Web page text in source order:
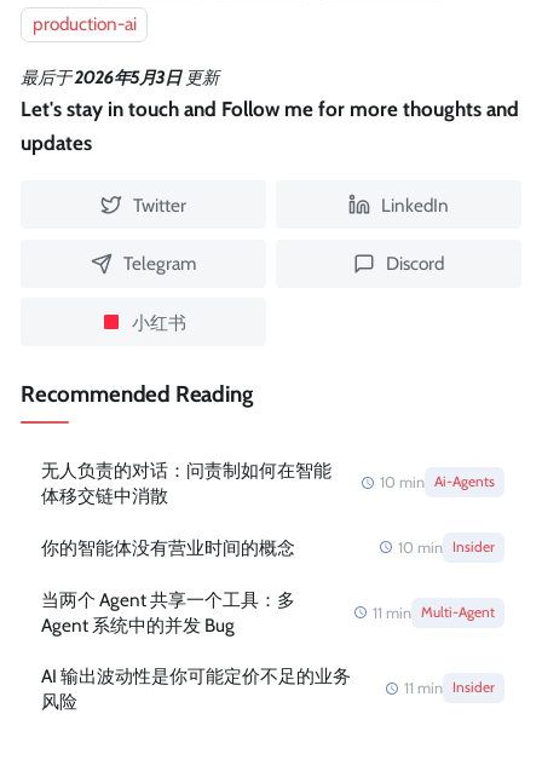
production-ai
最后于2026年5月3日 更新
Let's stay in touch and Follow me for more thoughts and
updates
Twitter LinkedIn
Telegram Discord
小红书
Recommended Reading
无人负责的对话：问责制如何在智能
体移交链中消散
10 min Ai-Agents
你的智能体没有营业时间的概念 10 min Insider
当两个 Agent 共享一个工具：多
Agent 系统中的并发 Bug
11 min Multi-Agent
AI 输出波动性是你可能定价不足的业务
风险
11 min Insider